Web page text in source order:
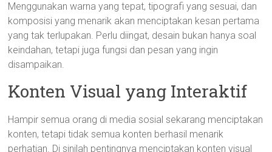
Menggunakan warna yang tepat, tipografi yang sesuai, dan
komposisi yang menarik akan menciptakan kesan pertama
yang tak terlupakan. Perlu diingat, desain bukan hanya soal
keindahan, tetapi juga fungsi dan pesan yang ingin
disampaikan.
Konten Visual yang Interaktif
Hampir semua orang di media sosial sekarang menciptakan
konten, tetapi tidak semua konten berhasil menarik
perhatian. Di sinilah pentingnya menciptakan konten visual